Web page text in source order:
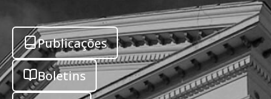
Publicações
Boletins